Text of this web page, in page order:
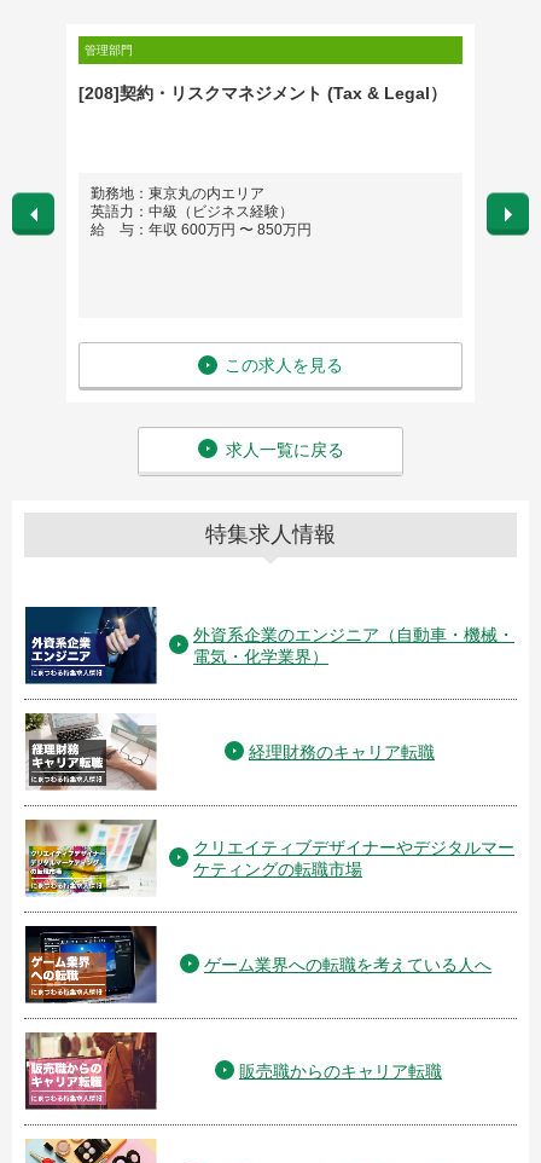
管理部門
[208]契約・リスクマネジメント (Tax & Legal）
勤務地：東京丸の内エリア
英語力：中級（ビジネス経験）
給 与：年収 600万円 〜 850万円
この求人を見る
勤務
英語
給
求人一覧に戻る
特集求人情報
外資系企業のエンジニア（自動車・機械・
電気・化学業界）
経理財務のキャリア転職
クリエイティブデザイナーやデジタルマー
ケティングの転職市場
ゲーム業界への転職を考えている人へ
販売職からのキャリア転職